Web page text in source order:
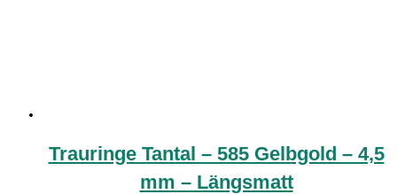
Trauringe Tantal – 585 Gelbgold – 4,5
mm – Längsmatt